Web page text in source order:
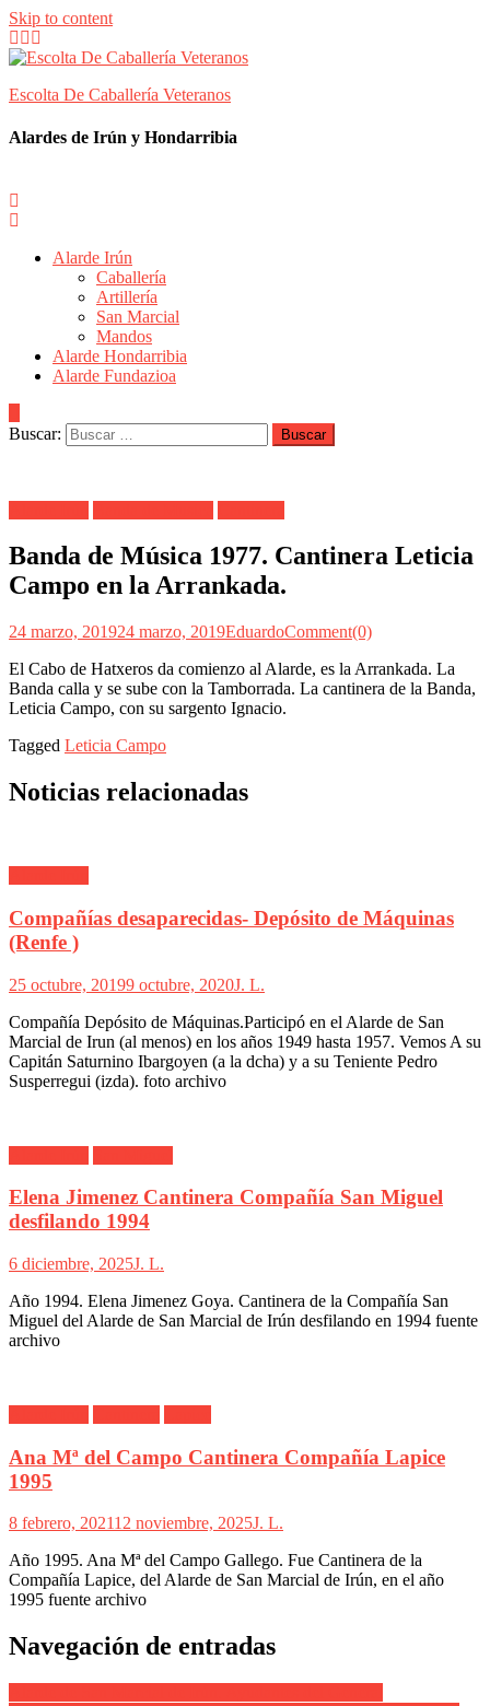
Skip to content
Escolta De Caballería Veteranos
Alardes de Irún y Hondarribia
Alarde Irún
Caballería
Artillería
San Marcial
Mandos
Alarde Hondarribia
Alarde Fundazioa
Buscar:
Banda de Música 1977. Cantinera Leticia
Campo en la Arrankada.
24 marzo, 201924 marzo, 2019EduardoComment(0)
El Cabo de Hatxeros da comienzo al Alarde, es la Arrankada. La
Banda calla y se sube con la Tamborrada. La cantinera de la Banda,
Leticia Campo, con su sargento Ignacio.
Tagged Leticia Campo
Noticias relacionadas
Compañías desaparecidas- Depósito de Máquinas
(Renfe )
25 octubre, 20199 octubre, 2020J. L.
Compañía Depósito de Máquinas.Participó en el Alarde de San
Marcial de Irun (al menos) en los años 1949 hasta 1957. Vemos A su
Capitán Saturnino Ibargoyen (a la dcha) y a su Teniente Pedro
Susperregui (izda). foto archivo
Elena Jimenez Cantinera Compañía San Miguel
desfilando 1994
6 diciembre, 2025J. L.
Año 1994. Elena Jimenez Goya. Cantinera de la Compañía San
Miguel del Alarde de San Marcial de Irún desfilando en 1994 fuente
archivo
Ana Mª del Campo Cantinera Compañía Lapice
1995
8 febrero, 202112 noviembre, 2025J. L.
Año 1995. Ana Mª del Campo Gallego. Fue Cantinera de la
Compañía Lapice, del Alarde de San Marcial de Irún, en el año
1995 fuente archivo
Navegación de entradas